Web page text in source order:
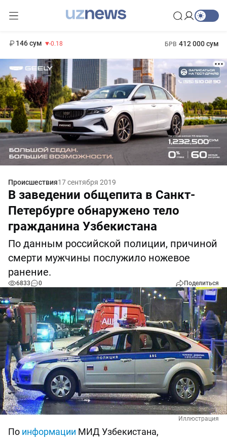
146 сум -0.18 БРВ 412 000 сум
Происшествия17 сентября 2019
В заведении общепита в Санкт-
Петербурге обнаружено тело
гражданина Узбекистана
По данным российской полиции, причиной
смерти мужчины послужило ножевое
ранение.
6833 0 Поделиться
Иллюстрация
По информации МИД Узбекистана,